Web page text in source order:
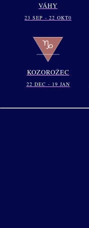
VÁHY
23 SEP - 22 OKT0
KOZOROŽEC
22 DEC - 19 JAN